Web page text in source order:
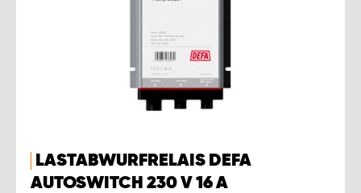
LASTABWURFRELAIS DEFA
AUTOSWITCH 230 V 16 A